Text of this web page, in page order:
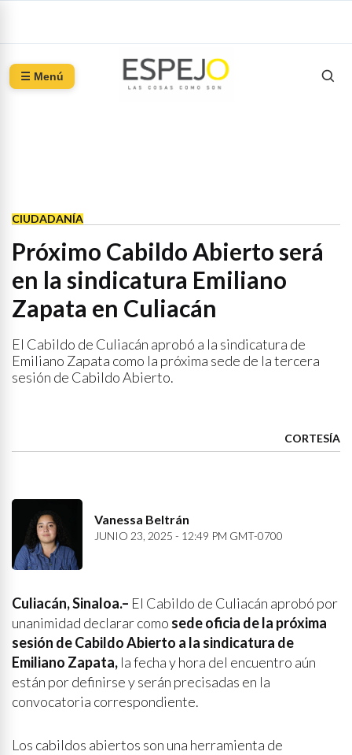
☰ Menú
CIUDADANÍA
Próximo Cabildo Abierto será
en la sindicatura Emiliano
Zapata en Culiacán
El Cabildo de Culiacán aprobó a la sindicatura de
Emiliano Zapata como la próxima sede de la tercera
sesión de Cabildo Abierto.
CORTESÍA
Vanessa Beltrán
JUNIO 23, 2025 - 12:49 PM GMT-0700
Culiacán, Sinaloa.– El Cabildo de Culiacán aprobó por
unanimidad declarar como sede oficia de la próxima
sesión de Cabildo Abierto a la sindicatura de
Emiliano Zapata, la fecha y hora del encuentro aún
están por definirse y serán precisadas en la
convocatoria correspondiente.
Los cabildos abiertos son una herramienta de